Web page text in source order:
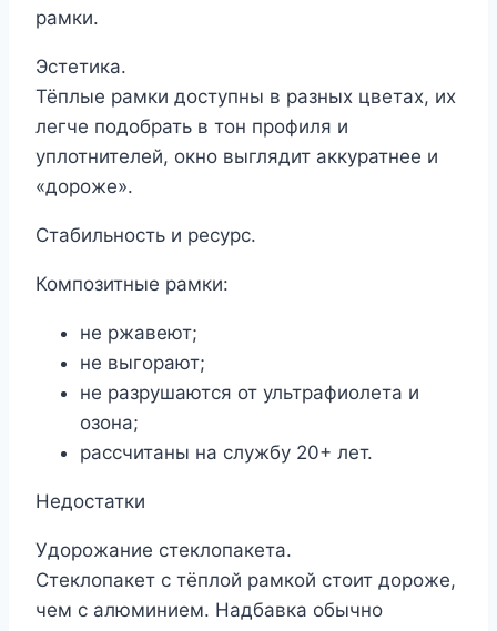
рамки.
Эстетика.
Тёплые рамки доступны в разных цветах, их
легче подобрать в тон профиля и
уплотнителей, окно выглядит аккуратнее и
«дороже».
Стабильность и ресурс.
Композитные рамки:
не ржавеют;
не выгорают;
не разрушаются от ультрафиолета и
озона;
рассчитаны на службу 20+ лет.
Недостатки
Удорожание стеклопакета.
Стеклопакет с тёплой рамкой стоит дороже,
чем с алюминием. Надбавка обычно